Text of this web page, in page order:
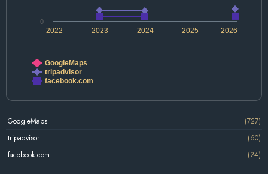
2022 2024 2026
2023 2025
0
GoogleMaps
tripadvisor
facebook.com
GoogleMaps
(727)
tripadvisor
(60)
facebook.com
(24)